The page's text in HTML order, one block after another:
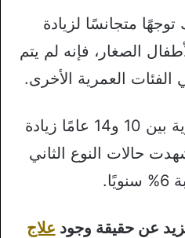
متجانسًا لزيادة
الصغار، فإنه لم يتم
العمرية الأخرى.
حيث شهدت الفئة العمرية بين 10 و14 عامًا زيادة
شهدت حالات النوع الثاني
عن حقيقة وجود علاج